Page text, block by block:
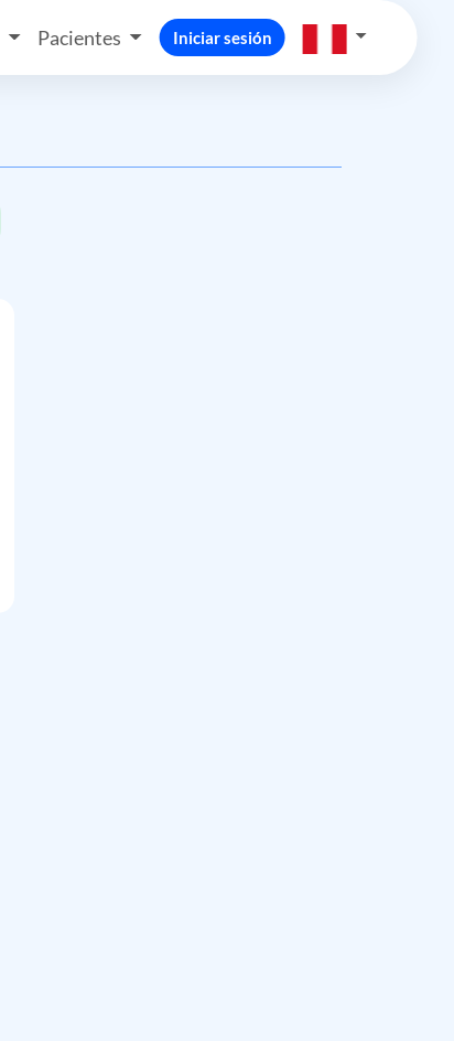
Pacientes Iniciar sesión